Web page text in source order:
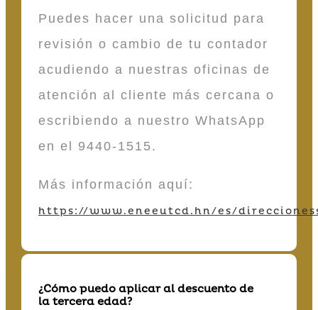
Puedes hacer una solicitud para
revisión o cambio de tu contador
acudiendo a nuestras oficinas de
atención al cliente más cercana o
escribiendo a nuestro WhatsApp
en el 9440-1515.
Más información aquí:
https://www.eneeutcd.hn/es/
¿Cómo puedo aplicar al descuento de
la tercera edad?